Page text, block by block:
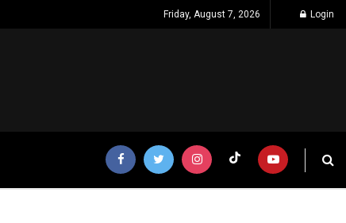
Friday, August 7, 2026 Login